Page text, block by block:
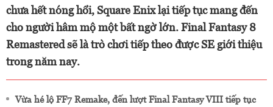
chưa hết nóng hổi, Square Enix lại tiếp tục mang đến
cho người hâm mộ một bất ngờ lớn. Final Fantasy 8
Remastered sẽ là trò chơi tiếp theo được SE giới thiệu
trong năm nay.
Vừa hé lộ FF7 Remake, đến lượt Final Fantasy VIII tiếp tục